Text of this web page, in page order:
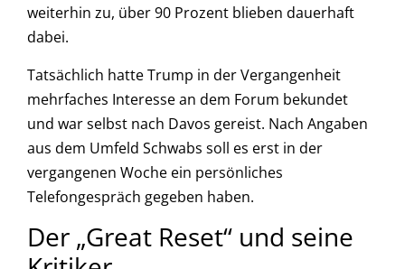
weiterhin zu, über 90 Prozent blieben dauerhaft
dabei.
Tatsächlich hatte Trump in der Vergangenheit
mehrfaches Interesse an dem Forum bekundet
und war selbst nach Davos gereist. Nach Angaben
aus dem Umfeld Schwabs soll es erst in der
vergangenen Woche ein persönliches
Telefongespräch gegeben haben.
Der „Great Reset“ und seine